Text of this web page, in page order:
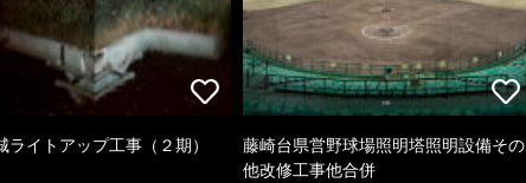
ライトアップ工事（２期）
藤崎台県営野球場照明塔照明設備その
他改修工事他合併